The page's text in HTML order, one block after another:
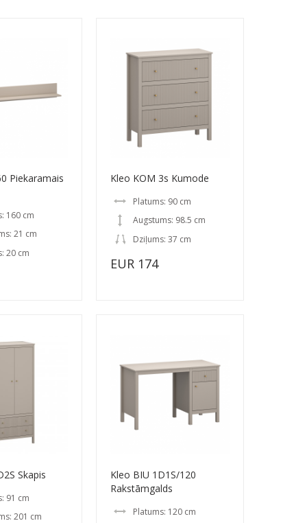
Piekaramais
160 cm
21 cm
20 cm
Kleo KOM 3s Kumode
Platums: 90 cm
Augstums: 98.5 cm
Dziļums: 37 cm
EUR 174
Skapis
91 cm
201 cm
Kleo BIU 1D1S/120
Rakstāmgalds
Platums: 120 cm